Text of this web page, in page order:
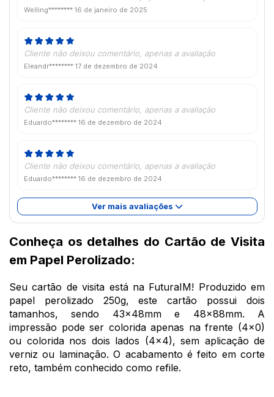
Welling******** 16 de janeiro de 2025
Cliente não deixou comentário, apenas a avaliação
Eleandr******** 17 de dezembro de 2024
Cliente não deixou comentário, apenas a avaliação
Eduardo******** 16 de dezembro de 2024
Cliente não deixou comentário, apenas a avaliação
Eduardo******** 16 de dezembro de 2024
Ver mais avaliações
Conheça os detalhes do Cartão de Visita
em Papel Perolizado:
Seu cartão de visita está na FuturaIM! Produzido em
papel perolizado 250g, este cartão possui dois
tamanhos, sendo 43x48mm e 48x88mm. A
impressão pode ser colorida apenas na frente (4x0)
ou colorida nos dois lados (4x4), sem aplicação de
verniz ou laminação. O acabamento é feito em corte
reto, também conhecido como refile.